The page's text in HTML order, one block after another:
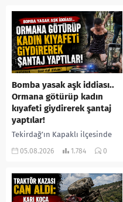
Bomba yasak aşk iddiası..
Ormana götürüp kadın
kıyafeti giydirerek şantaj
yaptılar!
Tekirdağ’ın Kapaklı ilçesinde
bir kişiyi, arkadaşının eşiyle
kadın kıyafetleri giydirdiği,
özür videosu çektirip...
05.08.2026 1.784 0